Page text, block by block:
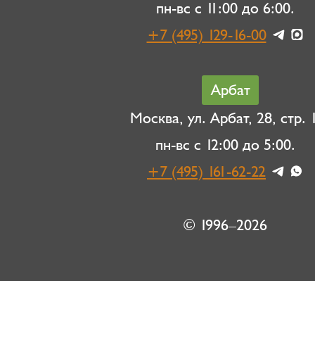
пн-вс с 11:00 до 6:00.
+7 (495) 129-16-00
Арбат
Москва, ул. Арбат, 28, стр.
пн-вс с 12:00 до 5:00.
+7 (495) 161-62-22
© 1996–2026